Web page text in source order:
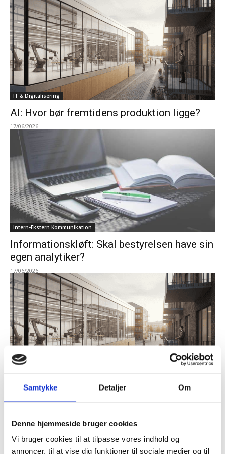
Samtykke Detaljer Om
Denne hjemmeside bruger cookies
Vi bruger cookies til at tilpasse vores indhold og
annoncer, til at vise dig funktioner til sociale medier og til
IT & Digitalisering
AI: Hvor bør fremtidens produktion ligge?
17/06/2026
Intern-Ekstern Kommunikation
Informationskløft: Skal bestyrelsen have sin
egen analytiker?
17/06/2026
AI’s næste revolution: Maskiner øver sig på
fremtiden